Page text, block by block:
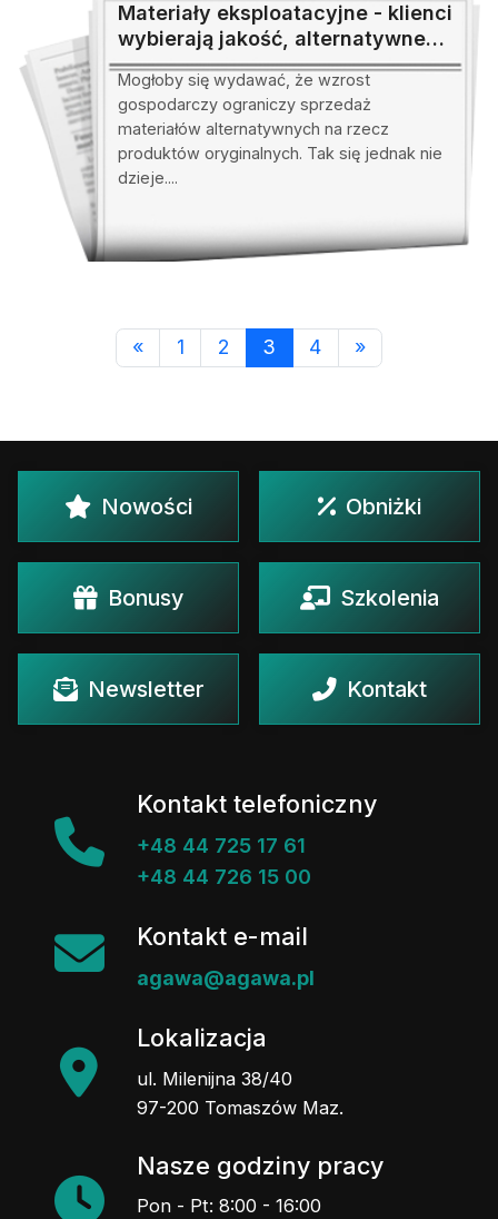
Materiały eksploatacyjne - klienci
wybierają jakość, alternatywne
coraz lepsze
Mogłoby się wydawać, że wzrost
gospodarczy ograniczy sprzedaż
materiałów alternatywnych na rzecz
produktów oryginalnych. Tak się jednak nie
dzieje....
« 1 2 3 4 »
Nowości Obniżki
Bonusy Szkolenia
Newsletter Kontakt
Kontakt telefoniczny
+48 44 725 17 61
+48 44 726 15 00
Kontakt e-mail
agawa@agawa.pl
Lokalizacja
ul. Milenijna 38/40
97-200 Tomaszów Maz.
Nasze godziny pracy
Pon - Pt: 8:00 - 16:00